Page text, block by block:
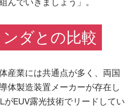
んでいきましょう」。
ダとの比較
産業には共通点が多く、両国
体製造装置メーカーが存在し
がEUV露光技術でリードしてい